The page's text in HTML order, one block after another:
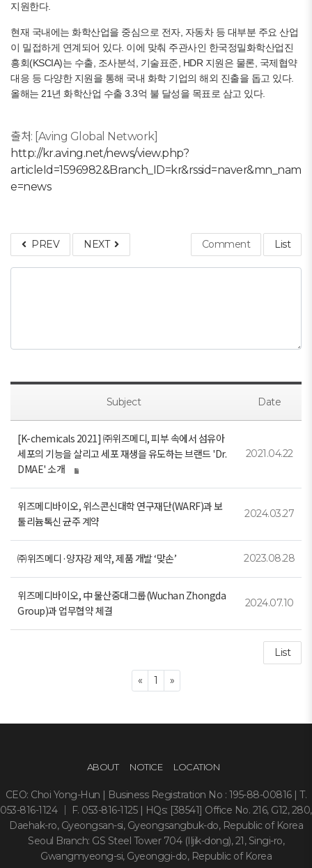
지원한다.
현재 국내에는 화학산업을 중심으로 전자, 자동차 등 대부분 주요 산업
이 밀접하게 연계되어 있다. 이에 맞춰 주관사인 한국정밀화학산업진
흥회(KSCIA)는 수출, 조사분석, 기술표준, HDR 지원은 물론, 국제협약
대응 등 다양한 지원을 통해 국내 화학 기업의 해외 진출을 돕고 있다.
올해는 21년 화학산업 수출 3.3억 불 달성을 목표로 삼고 있다.
출처: [Aving Global Network]
http://kr.aving.net/news/view.php?
articleId=1596982&Branch_ID=kr&rssid=naver&mn_nam
e=news
PREV NEXT Comment List
Subject Date
[K-chemicals 2021] ㈜위즈메디, 피부 속에서 섬유아
세포의 기능을 살리고 세포 재생을 유도하는 브랜드 'Dr.
DMAE' 소개
2021.04.22
위즈메디바이오, 위스콘신대학 연구재단(WARF)과 보
툴리늄톡신 균주 계약
2024.03.27
㈜위즈메디·양자강 제약, 제품 개발 ‘맞손’ 2023.08.28
위즈메디바이오, 中 물산중대그룹(Wuchan Zhongda
Group)과 업무협약 체결
2024.07.10
List
«Previous
1 »Next
ABOUT NOTICE LOCATION
CEO: Choi Yong-Hun | Business Registration No : 195-88-00816 | T.
053-816-1124 ｜ F. 053-816-1125 | HQs: [38541] Office No. 216, G12, 280,
Daehak-ro, Gyeongsan-si, Gyeongsangbuk-do, Republic of Korea
Seoul Branch: GS Steel Tower 704 (Iljik-dong), 21, Singi-ro,
Gwangmyeong-si, Gyeonggi-do, Republic of Korea